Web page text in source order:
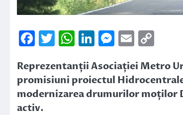
Facebook
Twitter
WhatsApp
LinkedIn
Email
Reprezentanții Asociației Metro
promisiuni proiectul
modernizarea drumurilor moților
activ.